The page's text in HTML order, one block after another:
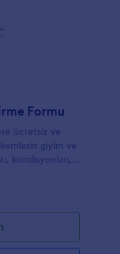
Formu
ücretsiz ve
giyim ve
kondisyonları,
onları
istediğiniz